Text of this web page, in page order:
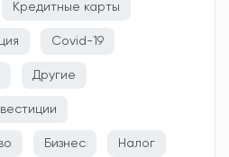
Кредитные карты
Covid-19
Другие
Бизнес Налог